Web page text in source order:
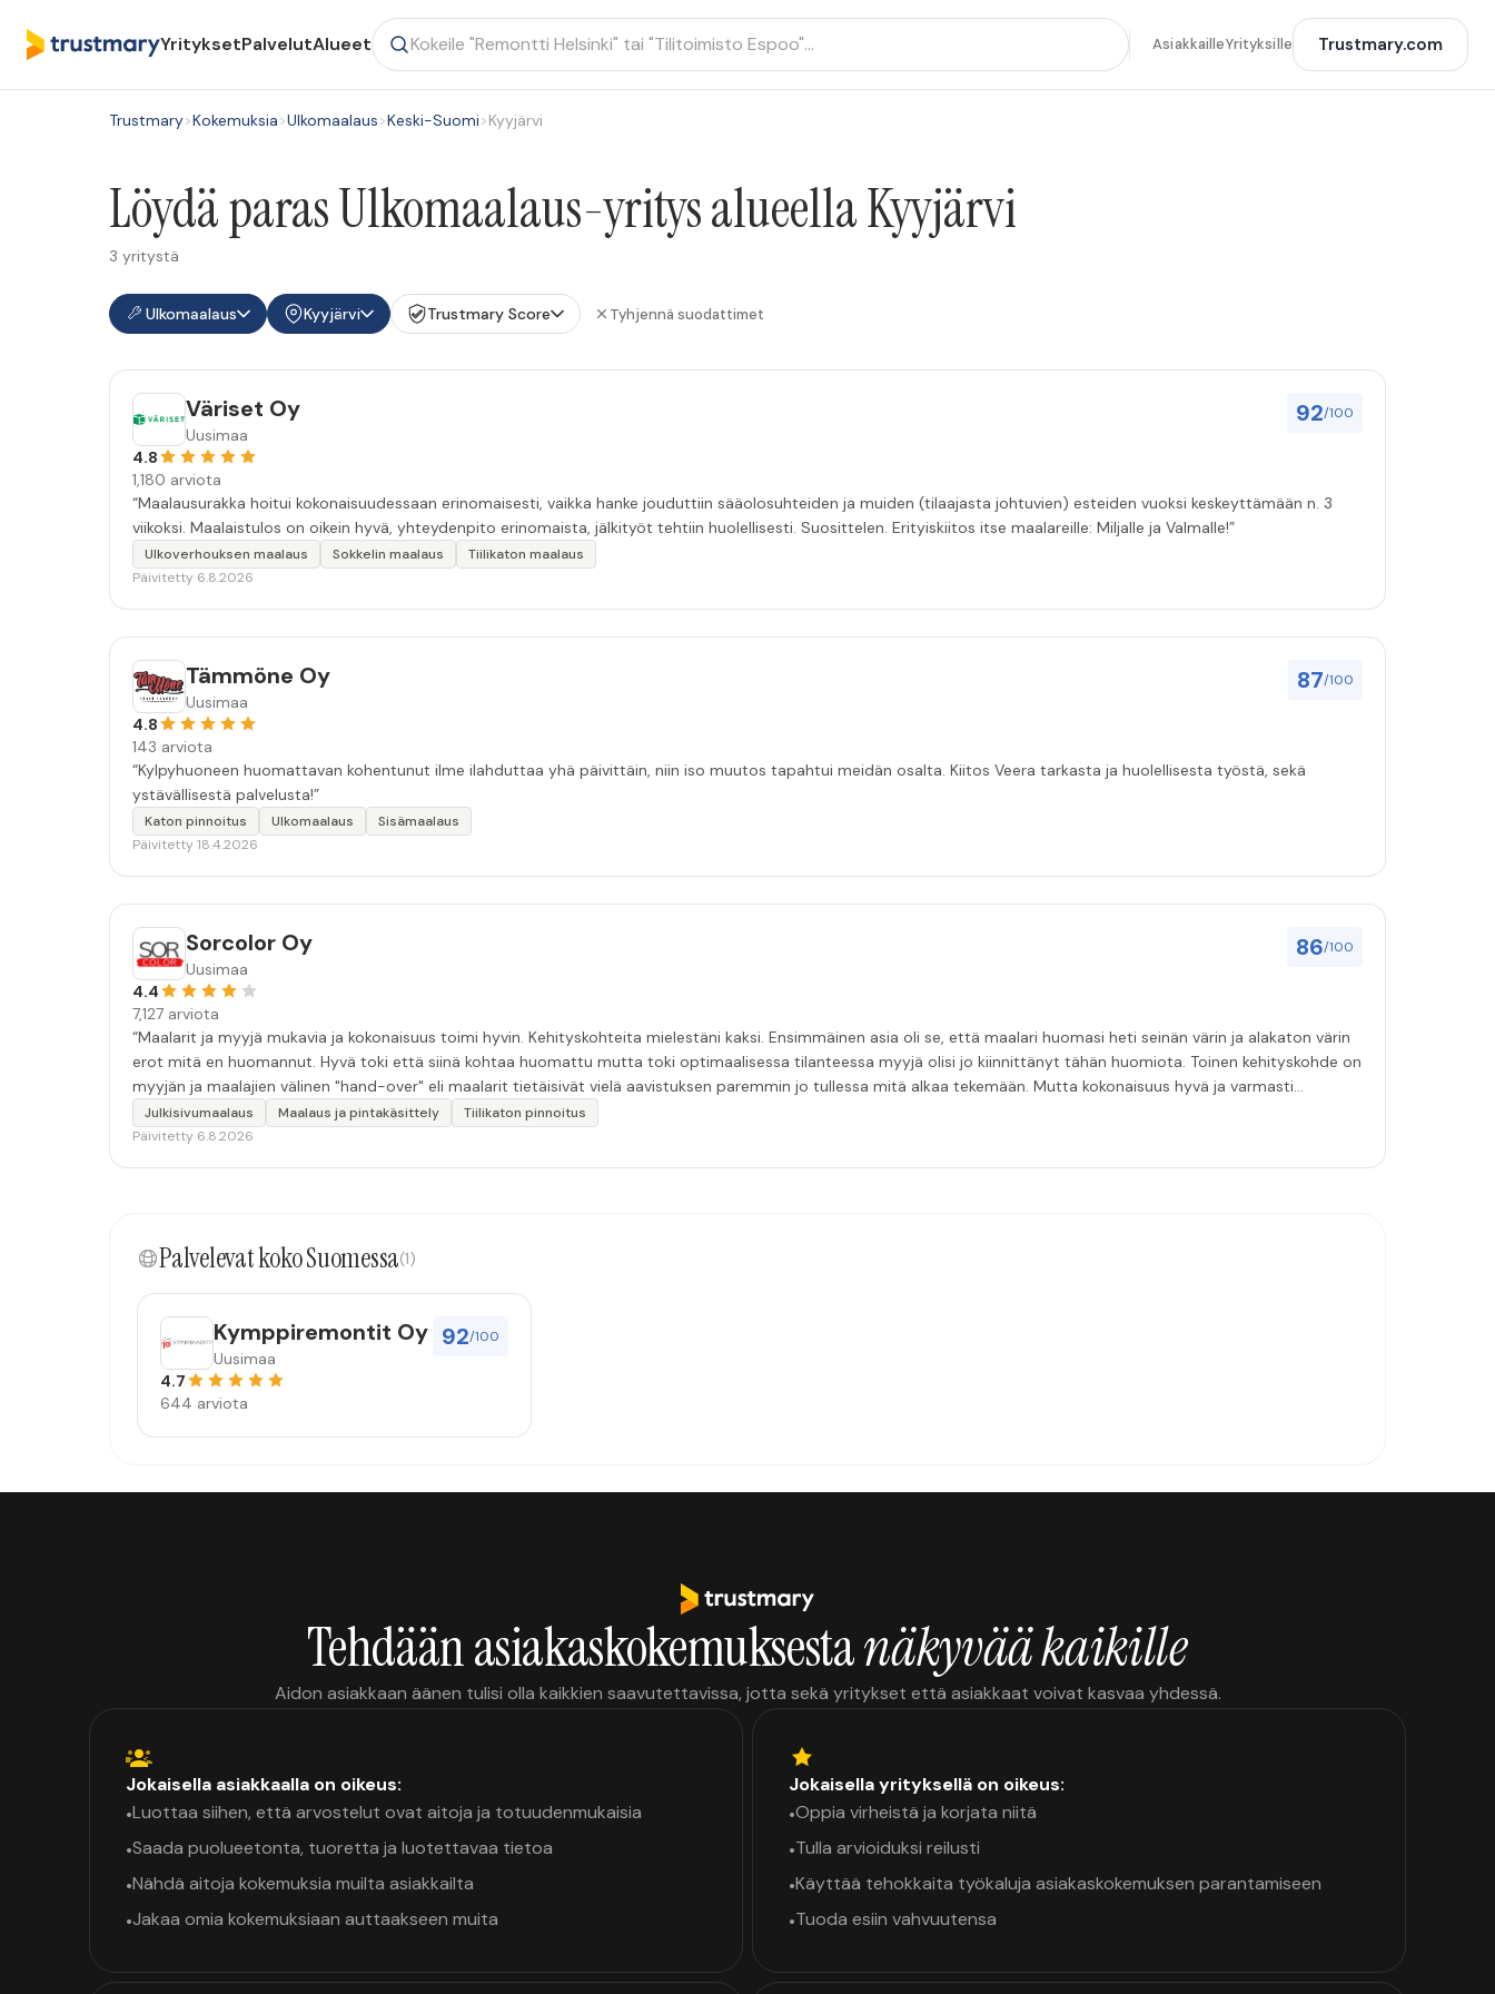
YrityksetPalvelutAlueet AsiakkailleYrityksille Trustmary.com
Trustmary>Kokemuksia>Ulkomaalaus>Keski-Suomi>Kyyjärvi
Löydä paras Ulkomaalaus-yritys alueella Kyyjärvi
3 yritystä
Ulkomaalaus Kyyjärvi Trustmary Score Tyhjennä suodattimet
92/100
Väriset Oy
Uusimaa
4.8
1,180 arviota
“Maalausurakka hoitui kokonaisuudessaan erinomaisesti, vaikka hanke jouduttiin sääolosuhteiden ja muiden (tilaajasta johtuvien) esteiden vuoksi keskeyttämään n. 3
viikoksi. Maalaistulos on oikein hyvä, yhteydenpito erinomaista, jälkityöt tehtiin huolellisesti. Suosittelen. Erityiskiitos itse maalareille: Miljalle ja Valmalle!”
Ulkoverhouksen maalaus Sokkelin maalaus
Tiilikaton maalaus
Päivitetty 6.8.2026
87/100
Tämmöne Oy
Uusimaa
4.8
143 arviota
“Kylpyhuoneen huomattavan kohentunut ilme ilahduttaa yhä päivittäin, niin iso muutos tapahtui meidän osalta. Kiitos Veera tarkasta ja huolellisesta työstä, sekä
ystävällisestä palvelusta!”
Katon pinnoitus Ulkomaalaus
Sisämaalaus
Päivitetty 18.4.2026
86/100
Sorcolor Oy
Uusimaa
4.4
7,127 arviota
“Maalarit ja myyjä mukavia ja kokonaisuus toimi hyvin. Kehityskohteita mielestäni kaksi. Ensimmäinen asia oli se, että maalari huomasi heti seinän värin ja alakaton värin
erot mitä en huomannut. Hyvä toki että siinä kohtaa huomattu mutta toki optimaalisessa tilanteessa myyjä olisi jo kiinnittänyt tähän huomiota. Toinen kehityskohde on
myyjän ja maalajien välinen "hand-over" eli maalarit tietäisivät vielä aavistuksen paremmin jo tullessa mitä alkaa tekemään. Mutta kokonaisuus hyvä ja varmasti
tulevaisuudessakin mahdollisuus että palveluita käytän”
Julkisivumaalaus Maalaus ja pintakäsittely
Tiilikaton pinnoitus
Päivitetty 6.8.2026
Palvelevat koko Suomessa(1)
92/100
Kymppiremontit Oy
Uusimaa
4.7
644 arviota
Tehdään asiakaskokemuksestanäkyvää kaikille
Aidon asiakkaan äänen tulisi olla kaikkien saavutettavissa, jotta sekä yritykset että asiakkaat voivat kasvaa yhdessä.
Jokaisella asiakkaalla on oikeus:
•Luottaa siihen, että arvostelut ovat aitoja ja totuudenmukaisia
•Saada puolueetonta, tuoretta ja luotettavaa tietoa
•Nähdä aitoja kokemuksia muilta asiakkailta
•Jakaa omia kokemuksiaan auttaakseen muita
Jokaisella yrityksellä on oikeus:
•Oppia virheistä ja korjata niitä
•Tulla arvioiduksi reilusti
•Käyttää tehokkaita työkaluja asiakaskokemuksen parantamiseen
•Tuoda esiin vahvuutensa